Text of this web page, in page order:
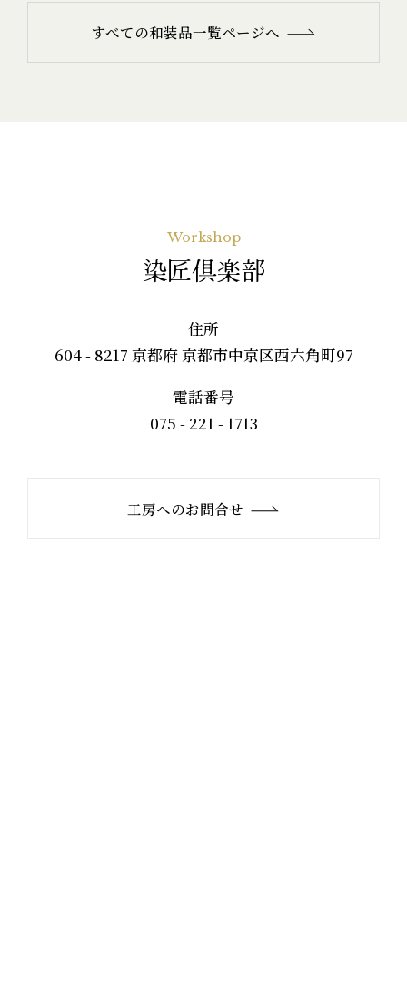
すべての和装品一覧ページへ
Workshop
染匠倶楽部
住所
604 - 8217 京都府 京都市中京区西六角町97
電話番号
075 - 221 - 1713
工房へのお問合せ